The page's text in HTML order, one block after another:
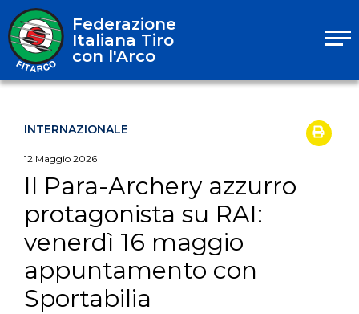
Federazione
Italiana Tiro
con l'Arco
INTERNAZIONALE
12 Maggio 2026
Il Para-Archery azzurro
protagonista su RAI:
venerdì 16 maggio
appuntamento con
Sportabilia